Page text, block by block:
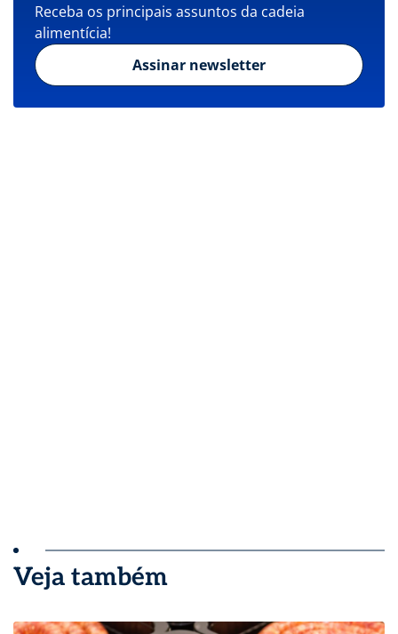
Receba os principais assuntos da cadeia
alimentícia!
Assinar newsletter
Veja também